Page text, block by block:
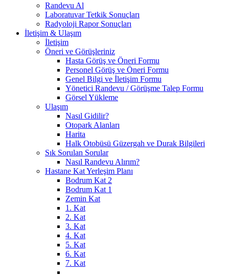
Randevu Al
Laboratuvar Tetkik Sonuçları
Radyoloji Rapor Sonuçları
İletişim & Ulaşım
İletişim
Öneri ve Görüşleriniz
Hasta Görüş ve Öneri Formu
Personel Görüş ve Öneri Formu
Genel Bilgi ve İletişim Formu
Yönetici Randevu / Görüşme Talep Formu
Görsel Yükleme
Ulaşım
Nasıl Gidilir?
Otopark Alanları
Harita
Halk Otobüsü Güzergah ve Durak Bilgileri
Sık Sorulan Sorular
Nasıl Randevu Alırım?
Hastane Kat Yerleşim Planı
Bodrum Kat 2
Bodrum Kat 1
Zemin Kat
1. Kat
2. Kat
3. Kat
4. Kat
5. Kat
6. Kat
7. Kat